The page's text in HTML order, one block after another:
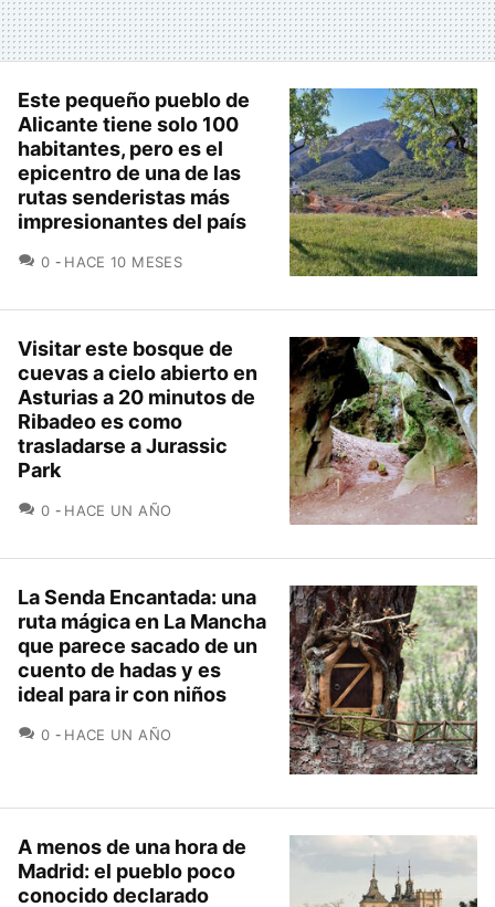
Este pequeño pueblo de
Alicante tiene solo 100
habitantes, pero es el
epicentro de una de las
rutas senderistas más
impresionantes del país
0 COMENTARIOS
HACE 10 MESES
Visitar este bosque de
cuevas a cielo abierto en
Asturias a 20 minutos de
Ribadeo es como
trasladarse a Jurassic
Park
0 COMENTARIOS
HACE UN AÑO
La Senda Encantada: una
ruta mágica en La Mancha
que parece sacado de un
cuento de hadas y es
ideal para ir con niños
0 COMENTARIOS
HACE UN AÑO
A menos de una hora de
Madrid: el pueblo poco
conocido declarado